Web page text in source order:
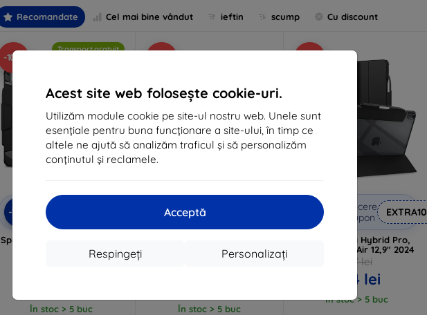
Acest site web folosește cookie-uri.
Utilizăm module cookie pe site-ul nostru web. Unele sunt
esențiale pentru buna funcționare a site-ului, în timp ce
altele ne ajută să analizăm traficul și să personalizăm
conținutul și reclamele.
Acceptă
Personalizați
Respingeți
Recomandate Cel mai bine vândut ieftin scump Cu discount
-10%
Transport gratuit
-10%
Reducere
cu cupon
Spigen Air Skin Pro, negru -
iPad Air 12.9" 2024
În stoc > 5 buc
-10%
Reducere
cu cupon
iPad Air 12.9" 2024
(ACS07671)
În stoc > 5 buc
-10%
Reducere
cu cupon
EXTRA10
Spigen Ultra Hybrid Pro,
negru - iPad Air 12,9" 2024
327 lei
294 lei
În stoc > 5 buc